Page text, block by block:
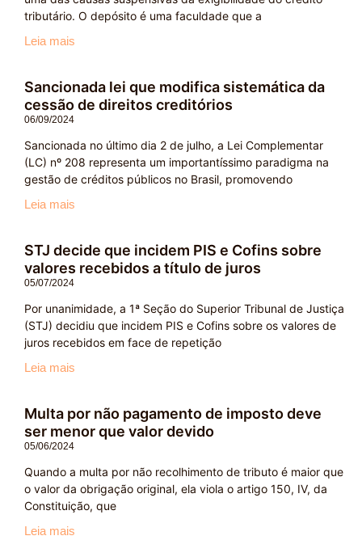
tributário. O depósito é uma faculdade que a
Leia mais
Sancionada lei que modifica sistemática da
cessão de direitos creditórios
06/09/2024
Sancionada no último dia 2 de julho, a Lei Complementar
(LC) nº 208 representa um importantíssimo paradigma na
gestão de créditos públicos no Brasil, promovendo
Leia mais
STJ decide que incidem PIS e Cofins sobre
valores recebidos a título de juros
05/07/2024
Por unanimidade, a 1ª Seção do Superior Tribunal de Justiça
(STJ) decidiu que incidem PIS e Cofins sobre os valores de
juros recebidos em face de repetição
Leia mais
Multa por não pagamento de imposto deve
ser menor que valor devido
05/06/2024
Quando a multa por não recolhimento de tributo é maior que
o valor da obrigação original, ela viola o artigo 150, IV, da
Constituição, que
Leia mais